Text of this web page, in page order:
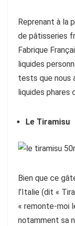
Reprenant à la
de pâtisseries
Fabrique
liquides
tests que nous
liquides phares
Le Tiramisu
Bien que ce
l’Italie (dit «
« remonte-moi
notamment sa